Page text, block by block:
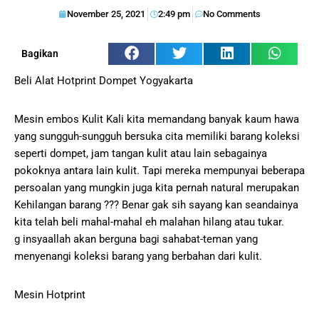
November 25, 2021 2:49 pm No Comments
Bagikan
Beli Alat Hotprint Dompet Yogyakarta
Mesin embos Kulit Kali kita memandang banyak kaum hawa
yang sungguh-sungguh bersuka cita memiliki barang koleksi
seperti dompet, jam tangan kulit atau lain sebagainya
pokoknya antara lain kulit. Tapi mereka mempunyai beberapa
persoalan yang mungkin juga kita pernah natural merupakan
Kehilangan barang ??? Benar gak sih sayang kan seandainya
kita telah beli mahal-mahal eh malahan hilang atau tukar.
g insyaallah akan berguna bagi sahabat-teman yang
menyenangi koleksi barang yang berbahan dari kulit.
Mesin Hotprint